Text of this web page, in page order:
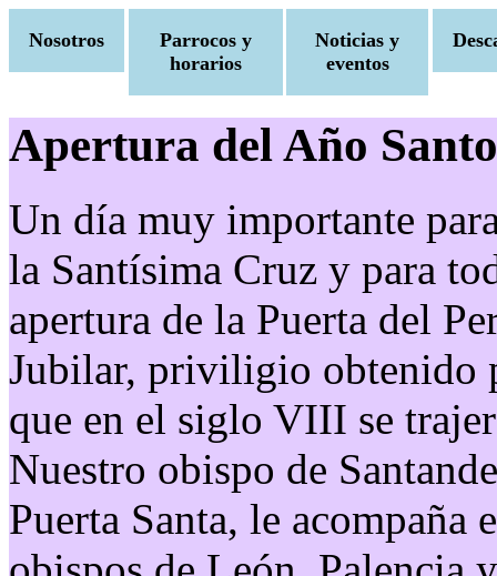
Nosotros
Parrocos y
horarios
Noticias y
eventos
Apertura del Año
Un día muy importante
la Santísima Cruz y para
apertura de la Puerta del
Jubilar, priviligio obtenido
que en el siglo VIII se
Nuestro obispo de
Puerta Santa, le